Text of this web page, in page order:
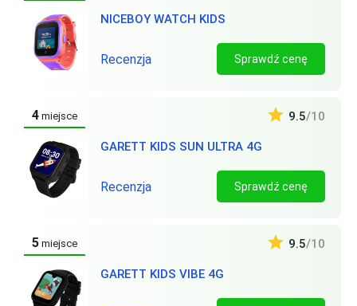
NICEBOY WATCH KIDS
Recenzja Sprawdź cenę
4 miejsce
GARETT KIDS SUN ULTRA 4G
9.5/10
Recenzja Sprawdź cenę
5 miejsce
GARETT KIDS VIBE 4G
9.5/10